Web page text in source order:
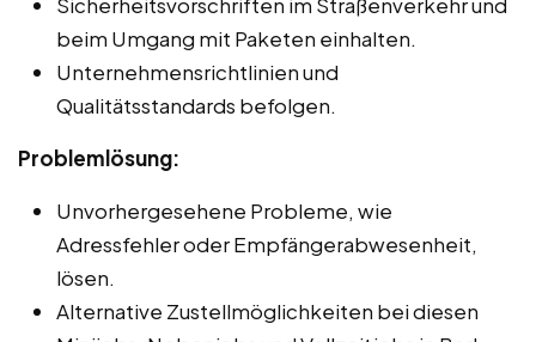
beim Umgang mit Paketen einhalten.
Unternehmensrichtlinien und
Qualitätsstandards befolgen.
Problemlösung:
Unvorhergesehene Probleme, wie
Adressfehler oder Empfängerabwesenheit,
lösen.
Alternative Zustellmöglichkeiten bei diesen